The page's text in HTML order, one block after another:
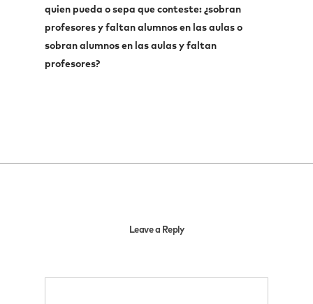
quien pueda o sepa que conteste: ¿sobran
profesores y faltan alumnos en las aulas o
sobran alumnos en las aulas y faltan
profesores?
Leave a Reply